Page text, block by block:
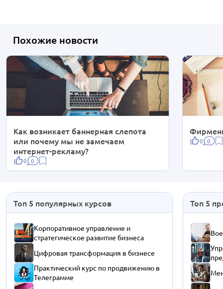
Похожие новости
Как возникает баннерная слепота
или почему мы не замечаем
интернет-рекламу?
0 0
0 0
Топ 5 популярных курсов
Корпоративное управление и
стратегическое развитие бизнеса
Цифровая трансформация в бизнесе
Практический курс по продвижению в
Телеграмме
Топ 5